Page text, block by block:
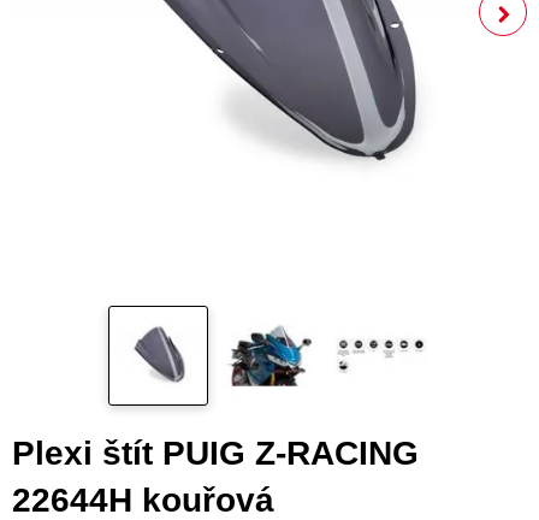
Plexi štít PUIG Z-RACING
22644H kouřová